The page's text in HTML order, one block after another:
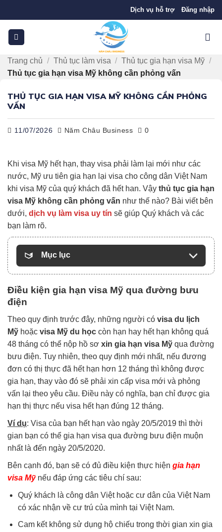
qua
nội
dung
Dịch vụ hỗ trợ Đăng nhập
Trang chủ / Thủ tục làm visa / Thủ tục gia hạn visa Mỹ /
Thủ tục gia hạn visa Mỹ không cần phỏng vấn
THỦ TỤC GIA HẠN VISA MỸ KHÔNG CẦN PHỎNG
VẤN
11/07/2026 Năm Châu Business 0
Khi visa Mỹ hết hạn, thay visa phải làm lại mới như các
nước, Mỹ ưu tiên gia hạn lại visa cho công dân Việt Nam
khi visa Mỹ của quý khách đã hết han. Vậy thủ tục gia hạn
visa Mỹ không cần phỏng vấn như thế nào? Bài viết bên
dưới, dịch vụ làm visa uy tín sẽ giúp Quý khách và các
bạn làm rõ.
Mục lục
Điều kiện gia hạn visa Mỹ qua đường bưu
điện
Theo quy định trước đây, những người có visa du lịch
Mỹ hoặc visa Mỹ du học còn hạn hay hết hạn không quá
48 tháng có thể nộp hồ sơ xin gia hạn visa Mỹ qua đường
bưu điện. Tuy nhiên, theo quy định mới nhất, nếu đương
đơn có thị thực đã hết hạn hơn 12 tháng thì không được
gia hạn, thay vào đó sẽ phải xin cấp visa mới và phỏng
vấn lại theo yêu cầu. Điều này có nghĩa, bạn chỉ được gia
hạn thị thực nếu visa hết hạn đúng 12 tháng.
Ví dụ: Visa của bạn hết hạn vào ngày 20/5/2019 thì thời
gian bạn có thể gia hạn visa qua đường bưu điện muộn
nhất là đến ngày 20/5/2020.
Bên cạnh đó, bạn sẽ có đủ điều kiện thực hiện gia hạn
visa Mỹnếu đáp ứng các tiêu chí sau:
Quý khách là công dân Việt hoặc cư dân của Việt Nam
có xác nhận về cư trú của mình tại Việt Nam.
Cam kết không sử dụng hộ chiếu trong thời gian xin gia